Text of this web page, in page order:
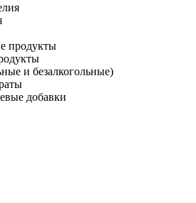
продукты
и безалкогольные)
добавки